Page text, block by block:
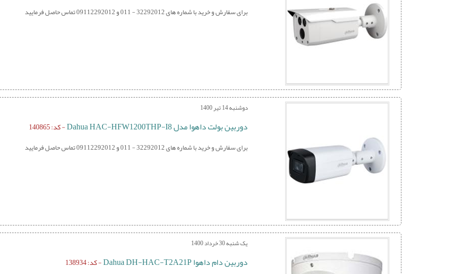
برای سفارش و خرید با شماره های 32292012 - 011 و 09112292012 تماس حاصل فرمایید
دوشنبه 14 تیر 1400
دوربین بولت داهوا مدل Dahua HAC-HFW1200THP-I8 - کد: 140865
برای سفارش و خرید با شماره های 32292012 - 011 و 09112292012 تماس حاصل فرمایید
یک شنبه 30 خرداد 1400
دوربین دام داهوا Dahua DH-HAC-T2A21P - کد: 138934